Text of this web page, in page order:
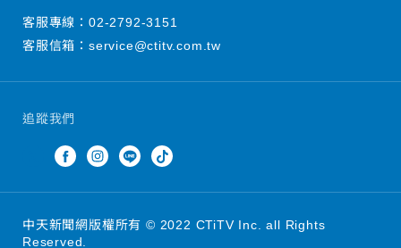
追蹤我們
客服專線： 02-2792-3151
客服信箱： service@ctitv.com.tw
中天新聞網版權所有 © 2022 CTiTV Inc. all Rights
Reserved.